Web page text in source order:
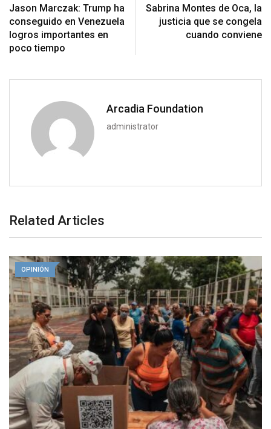
Jason Marczak: Trump ha
conseguido en Venezuela
logros importantes en
poco tiempo
Sabrina Montes de Oca, la
justicia que se congela
cuando conviene
Arcadia Foundation
administrator
Related Articles
OPINIÓN